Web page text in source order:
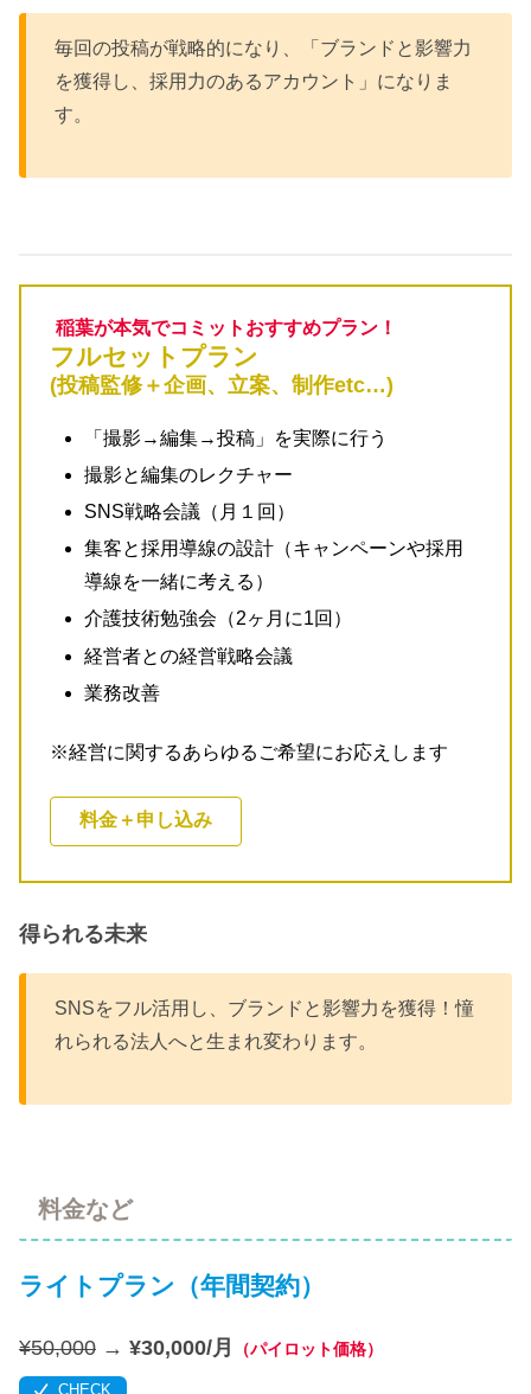
毎回の投稿が戦略的になり、「ブランドと影響力
を獲得し、採用力のあるアカウント」になりま
す。
稲葉が本気でコミットおすすめプラン！
フルセットプラン
(投稿監修＋企画、立案、制作etc…)
「撮影→編集→投稿」を実際に行う
撮影と編集のレクチャー
SNS戦略会議（月１回）
集客と採用導線の設計（キャンペーンや採用
導線を一緒に考える）
介護技術勉強会（2ヶ月に1回）
経営者との経営戦略会議
業務改善
※経営に関するあらゆるご希望にお応えします
料金＋申し込み
得られる未来
SNSをフル活用し、ブランドと影響力を獲得！憧
れられる法人へと生まれ変わります。
料金など
ライトプラン（年間契約）
¥50,000 → ¥30,000/月 （パイロット価格）